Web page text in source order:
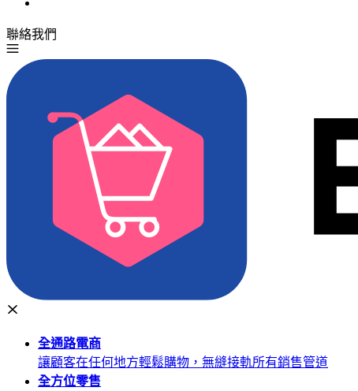
聯絡我們
全通路電商
讓顧客在任何地方輕鬆購物，無縫接軌所有銷售管道
全方位零售